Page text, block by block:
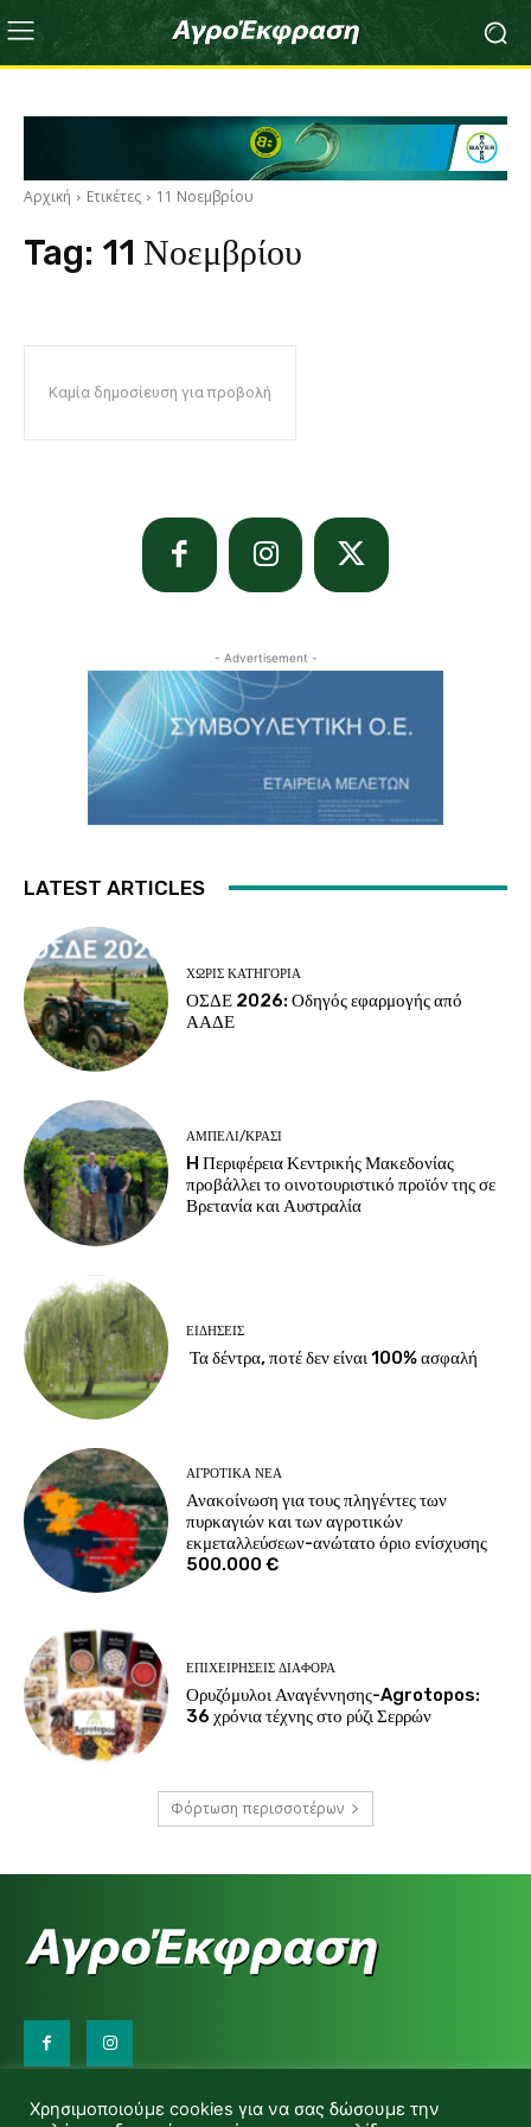
Αρχική Ετικέτες 11 Νοεμβρίου
Tag: 11 Νοεμβρίου
Καμία δημοσίευση για προβολή
- Advertisement -
LATEST ARTICLES
ΧΩΡΊΣ ΚΑΤΗΓΟΡΊΑ
ΟΣΔΕ 2026: Οδηγός εφαρμογής από
ΑΑΔΕ
ΑΜΠΈΛΙ/ΚΡΑΣΊ
H Περιφέρεια Κεντρικής Μακεδονίας
προβάλλει το οινοτουριστικό προϊόν της σε
Βρετανία και Αυστραλία
ΕΙΔΉΣΕΙΣ
Τα δέντρα, ποτέ δεν είναι 100% ασφαλή
ΑΓΡΟΤΙΚΆ ΝΈΑ
Ανακοίνωση για τους πληγέντες των
πυρκαγιών και των αγροτικών
εκμεταλλεύσεων-ανώτατο όριο ενίσχυσης
500.000 €
ΕΠΙΧΕΙΡΉΣΕΙΣ ΔΙΆΦΟΡΑ
Ορυζόμυλοι Αναγέννησης-Agrotopos:
36 χρόνια τέχνης στο ρύζι Σερρών
Φόρτωση περισσοτέρων
d.makas@yahoo.gr
Χρησιμοποιούμε cookies για να σας δώσουμε την